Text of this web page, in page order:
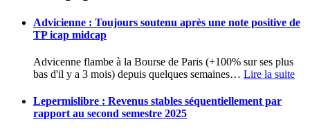
Advicienne : Toujours soutenu après une note positive de
TP icap midcap
Advicenne flambe à la Bourse de Paris (+100% sur ses plus
bas d'il y a 3 mois) depuis quelques semaines… Lire la suite
Lepermislibre : Revenus stables séquentiellement par
rapport au second semestre 2025